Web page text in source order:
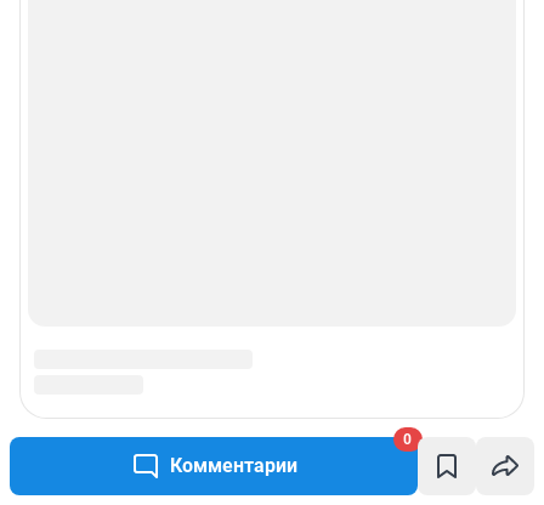
Комментарии
0